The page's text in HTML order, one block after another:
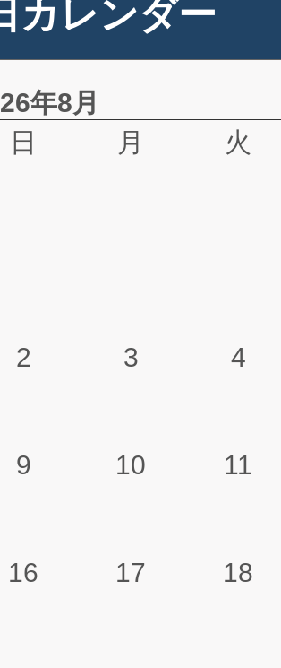
カレンダー
年8月
日
月 火
2 3 4
9 10 11
16 17 18